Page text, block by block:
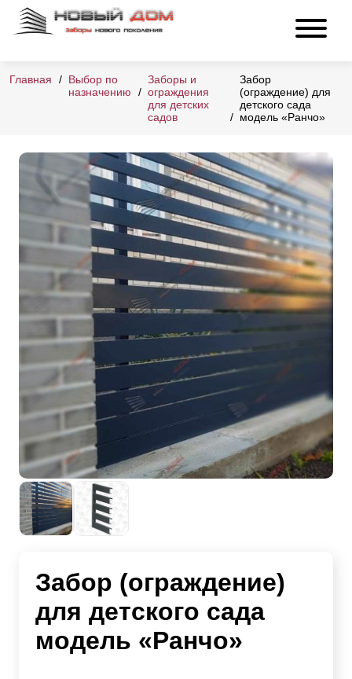
Главная
Выбор по
назначению
Заборы и
ограждения
для детских
садов
Забор
(ограждение) для
детского сада
модель «Ранчо»
Забор (ограждение)
для детского сада
модель «Ранчо»